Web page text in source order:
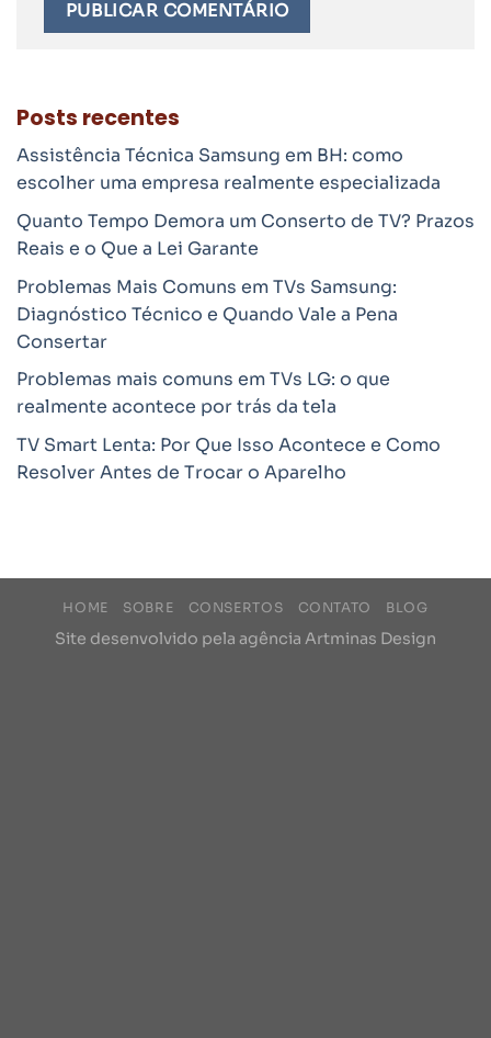
Posts recentes
Assistência Técnica Samsung em BH: como
escolher uma empresa realmente especializada
Quanto Tempo Demora um Conserto de TV? Prazos
Reais e o Que a Lei Garante
Problemas Mais Comuns em TVs Samsung:
Diagnóstico Técnico e Quando Vale a Pena
Consertar
Problemas mais comuns em TVs LG: o que
realmente acontece por trás da tela
TV Smart Lenta: Por Que Isso Acontece e Como
Resolver Antes de Trocar o Aparelho
HOME SOBRE CONSERTOS CONTATO BLOG
Site desenvolvido pela agência Artminas Design